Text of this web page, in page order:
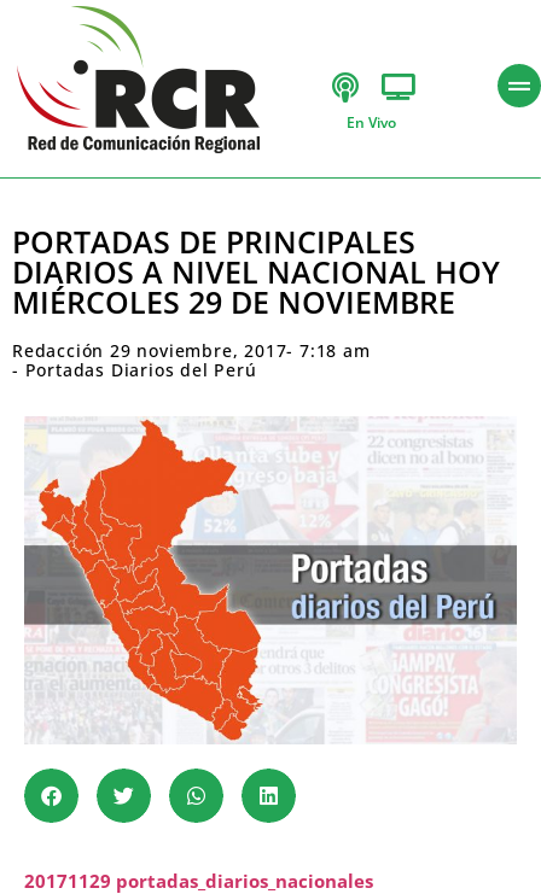
En Vivo
PORTADAS DE PRINCIPALES
DIARIOS A NIVEL NACIONAL HOY
MIÉRCOLES 29 DE NOVIEMBRE
Redacción 29 noviembre, 2017- 7:18 am
- Portadas Diarios del Perú
20171129 portadas_diarios_nacionales